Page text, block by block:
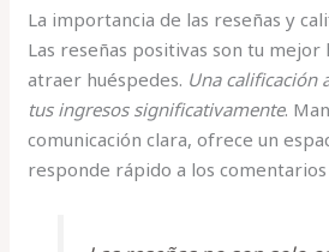
La importancia de las reseñas y
Las reseñas positivas son tu
atraer huéspedes. Una calificación
tus ingresos significativamente.
comunicación clara, ofrece un
responde rápido a los